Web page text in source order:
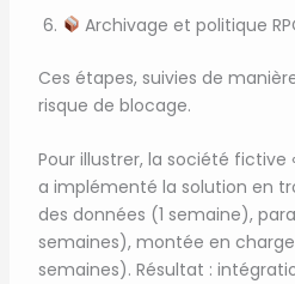
Archivage et politique
Ces étapes, suivies de
risque de blocage.
Pour illustrer, la société fictive
a implémenté la solution en
des données (1 semaine),
semaines), montée en
semaines). Résultat :